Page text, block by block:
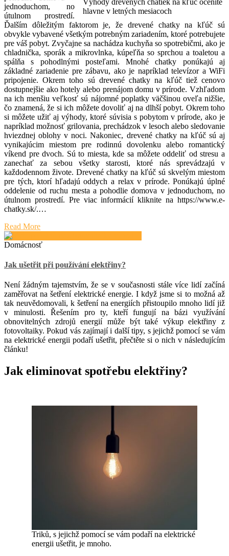
hlavne v letných mesiacoch
jednoduchom, no
útulnom prostredí.
Ďalším dôležitým faktorom je, že drevené chatky na kľúč sú
obvykle vybavené všetkým potrebným zariadením, ktoré potrebujete
pre váš pobyt. Zvyčajne sa nachádza kuchyňa so spotrebičmi, ako je
chladnička, sporák a mikrovlnka, kúpeľňa so sprchou a toaletou a
spálňa s pohodlnými posteľami. Mnohé chatky ponúkajú aj
základné zariadenie pre zábavu, ako je napríklad televízor a WiFi
pripojenie. Okrem toho sú drevené chatky na kľúč tiež cenovo
dostupnejšie ako hotely alebo prenájom domu v prírode. Vzhľadom
na ich menšiu veľkosť sú nájomné poplatky väčšinou oveľa nižšie,
čo znamená, že si ich môžete dovoliť aj na dlhší pobyt. Okrem toho
si môžete užiť aj výhody, ktoré súvisia s pobytom v prírode, ako je
napríklad možnosť grilovania, prechádzok v lesoch alebo sledovanie
hviezdnej oblohy v noci. Nakoniec, drevené chatky na kľúč sú aj
vynikajúcim miestom pre rodinnú dovolenku alebo romantický
víkend pre dvoch. Sú to miesta, kde sa môžete oddeliť od stresu a
zanechať za sebou všetky starosti, ktoré nás sprevádzajú v
každodennom živote. Drevené chatky na kľúč sú skvelým miestom
pre tých, ktorí hľadajú oddych a relax v prírode. Ponúkajú úplné
oddelenie od ruchu mesta a pohodlie domova v jednoduchom, no
útulnom prostredí. Pre viac informácií kliknite na https://www.e-
chatky.sk/.…
Read More
Domácnosť
Jak ušetřit při používání elektřiny?
Není žádným tajemstvím, že se v současnosti stále více lidí začíná
zaměřovat na šetření elektrické energie. I když jsme si to možná až
tak neuvědomovali, k šetření na energiích přistoupilo mnoho lidí již
v minulosti. Řešením pro ty, kteří fungují na bázi využívání
obnovitelných zdrojů energií může být také výkup elektřiny z
fotovoltaiky. Pokud vás zajímají i další tipy, s jejichž pomocí se vám
na elektrické energii podaří ušetřit, přečtěte si o nich v následujícím
článku!
Jak eliminovat spotřebu elektřiny?
Triků, s jejichž pomocí se vám podaří na elektrické
energii ušetřit, je mnoho.